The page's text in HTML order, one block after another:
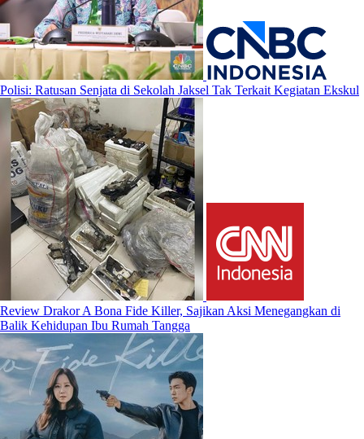
Polisi: Ratusan Senjata di Sekolah Jaksel Tak Terkait Kegiatan Ekskul
Review Drakor A Bona Fide Killer, Sajikan Aksi Menegangkan di
Balik Kehidupan Ibu Rumah Tangga